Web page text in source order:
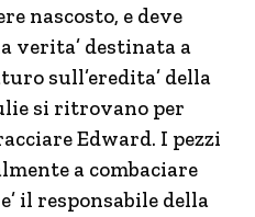
nascosto, e deve
verita’ destinata a
sull’eredita’ della
si ritrovano per
Edward. I pezzi
a combaciare
il responsabile della